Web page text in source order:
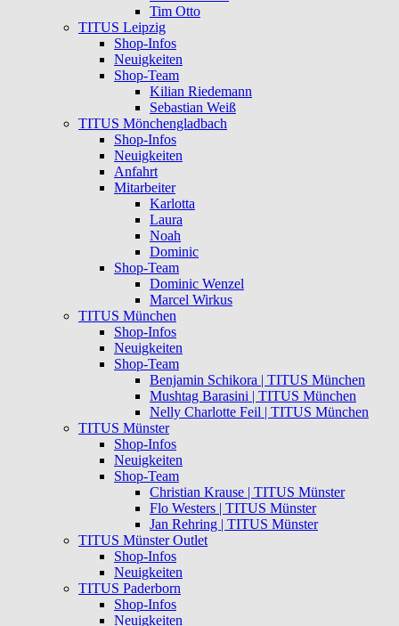
Tim Otto
TITUS Leipzig
Shop-Infos
Neuigkeiten
Shop-Team
Kilian Riedemann
Sebastian Weiß
TITUS Mönchengladbach
Shop-Infos
Neuigkeiten
Anfahrt
Mitarbeiter
Karlotta
Laura
Noah
Dominic
Shop-Team
Dominic Wenzel
Marcel Wirkus
TITUS München
Shop-Infos
Neuigkeiten
Shop-Team
Benjamin Schikora | TITUS München
Mushtag Barasini | TITUS München
Nelly Charlotte Feil | TITUS München
TITUS Münster
Shop-Infos
Neuigkeiten
Shop-Team
Christian Krause | TITUS Münster
Flo Westers | TITUS Münster
Jan Rehring | TITUS Münster
TITUS Münster Outlet
Shop-Infos
Neuigkeiten
TITUS Paderborn
Shop-Infos
Neuigkeiten